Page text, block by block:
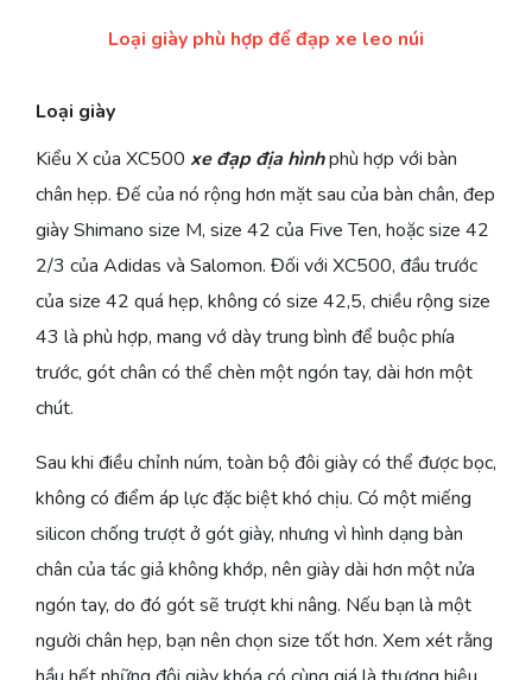
Loại giày phù hợp để đạp xe leo núi
Loại giày
Kiểu X của XC500 xe đạp địa hìnhphù hợp với bàn
chân hẹp. Đế của nó rộng hơn mặt sau của bàn chân, đep
giày Shimano size M, size 42 của Five Ten, hoặc size 42
2/3 của Adidas và Salomon. Đối với XC500, đầu trước
của size 42 quá hẹp, không có size 42,5, chiều rộng size
43 là phù hợp, mang vớ dày trung bình để buộc phía
trước, gót chân có thể chèn một ngón tay, dài hơn một
chút.
Sau khi điều chỉnh núm, toàn bộ đôi giày có thể được bọc,
không có điểm áp lực đặc biệt khó chịu. Có một miếng
silicon chống trượt ở gót giày, nhưng vì hình dạng bàn
chân của tác giả không khớp, nên giày dài hơn một nửa
ngón tay, do đó gót sẽ trượt khi nâng. Nếu bạn là một
người chân hẹp, bạn nên chọn size tốt hơn. Xem xét rằng